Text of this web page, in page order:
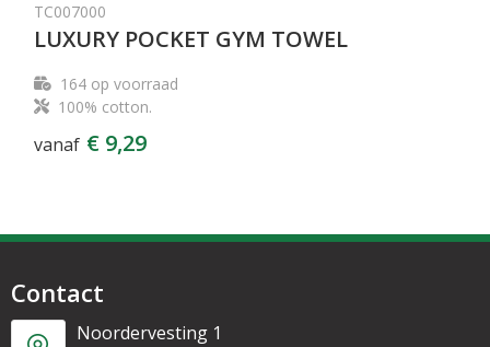
TC007000
LUXURY POCKET GYM TOWEL
164op voorraad
100% cotton.
vanaf € 9,29
Contact
Noordervesting 1